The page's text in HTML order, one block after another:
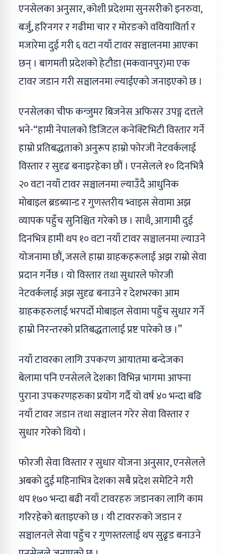
एनसेलका अनुसार, कोशी प्रदेशमा सुनसरीको इनरुवा,
बर्जु, हरिनगर र गढीमा चार र मोरङको ववियाविर्ता र
मजारेमा दुई गरी ६ वटा नयाँ टावर सञ्चालनमा आएका
छन् । बागमती प्रदेशको हेटौडा (मकवानपुर)मा एक
टावर जडान गरी सञ्चालनमा ल्याईएको जनाइएको छ ।
एनसेलका चीफ कन्जुमर बिजनेस अफिसर उपङ्ग दत्तले
भने-“हामी नेपालको डिजिटल कनेक्टिभिटी विस्तार गर्ने
हाम्रो प्रतिबद्धताको अनुरूप हाम्रो फोरजी नेटवर्कलाई
विस्तार र सुदृढ बनाइरहेका छौं । एनसेलले १० दिनभित्रै
२० वटा नयाँ टावर सञ्चालनमा ल्याउँदै आधुनिक
मोबाइल ब्रडब्यान्ड र गुणस्तरीय भ्वाइस सेवामा अझ
व्यापक पहुँच सुनिश्चित गरेको छ । साथै, आगामी दुई
दिनभित्र हामी थप १० वटा नयाँ टावर सञ्चालनमा ल्याउने
योजनामा छौं, जसले हाम्रा ग्राहकहरूलाई अझ राम्रो सेवा
प्रदान गर्नेछ । यो विस्तार तथा सुधारले फोरजी
नेटवर्कलाई अझ सुदृढ बनाउने र देशभरका आम
ग्राहकहरुलाई भरपर्दो मोबाइल सेवामा पहुँच सुधार गर्ने
हाम्रो निरन्तरको प्रतिबद्धतालाई प्रष्ट पारेको छ ।”
नयाँ टावरका लागि उपकरण आयातमा बन्देजका
बेलामा पनि एनसेलले देशका विभिन्न भागमा आफ्ना
पुराना उपकरणहरुका प्रयोग गर्दै यो वर्ष ४० भन्दा बढि
नयाँ टावर जडान तथा सञ्चालन गरेर सेवा विस्तार र
सुधार गरेको थियो ।
फोरजी सेवा विस्तार र सुधार योजना अनुसार, एनसेलले
अबको दुई महिनाभित्र देशका सबै प्रदेश समेटिने गरी
थप १७० भन्दा बढी नयाँ टावरहरु जडानका लागि काम
गरिरहेको बताइएको छ । यी टावररुको जडान र
सञ्चालनले सेवा पहुँच र गुणस्तरलाई थप सुढृड बनाउने